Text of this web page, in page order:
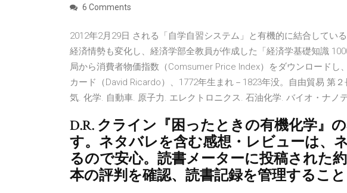
6 Comments
2012年2月29日 される「自学自習システム」と有機的に結合してい
経済情勢も変化し、経済学部全教員が作成した「経済学基礎知識
局から消費者物価指数（Comsumer Price Index）をダウンロードし
カード（David Ricardo）、1772年生まれ－1823年没。自由貿易 第
気. 化学. 自動車. 原子力. エレクトロニクス. 石油化学. バイオ・ナノ
D.R. クライン『困ったときの有機化学』
す。ネタバレを含む感想・レビューは、
るので安心。読書メーターに投稿された
本の評判を確認、読書記録を管理すること